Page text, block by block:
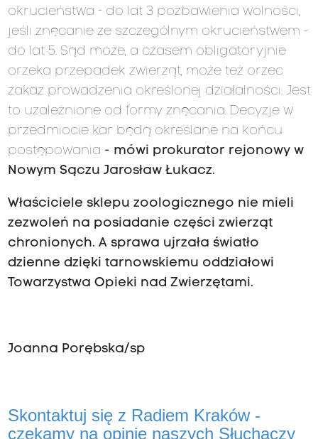
okrucieństwa - do lat 3 pozbawienia wolności,
jeśli znęcanie ze szczególnym okrucieństwem -
do lat 5. Sąd może, a czasem obligatoryjnie
orzeka przepadek zwierząt, może też orzec
zakaz prowadzenia określonej działalności. Jest
to uzależnione od formy znęcania. Decyzje w
przedmiocie kar będą określane na końcu
postępowania - mówi prokurator rejonowy w
Nowym Sączu Jarosław Łukacz.
Właściciele sklepu zoologicznego nie mieli
zezwoleń na posiadanie części zwierząt
chronionych. A sprawa ujrzała światło
dzienne dzięki tarnowskiemu oddziałowi
Towarzystwa Opieki nad Zwierzętami.
Joanna Porębska/sp
Skontaktuj się z Radiem Kraków -
czekamy na opinie naszych Słuchaczy